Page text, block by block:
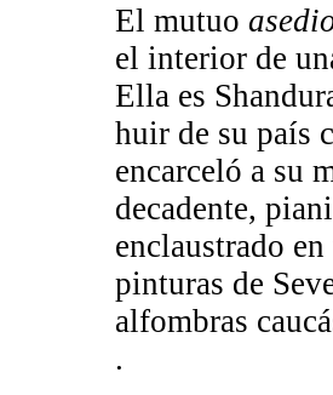
El mutuo
el interior de
Ella es
huir de su país
encarceló a su
decadente,
enclaustrado
pinturas de
alfombras
.